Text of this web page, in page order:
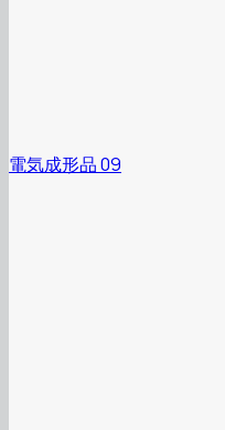
電気成形品 09